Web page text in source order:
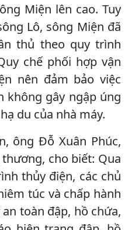
Miện lên cao. Tuy
Lô, sông Miện đã
thủ theo quy trình
chế phối hợp vận
nên đảm bảo việc
không gây ngập úng
du của nhà máy.
ông Đỗ Xuân Phúc,
cho biết: Qua
thủy điện, các chủ
túc và chấp hành
toàn đập, hồ chứa,